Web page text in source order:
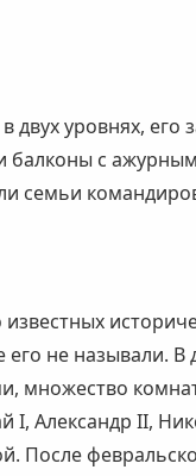
уровнях, его
балконы с ажурным
семьи
его не называли. В
множество
I, Александр II,
После